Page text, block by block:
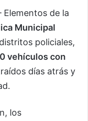
de la
Municipal
policiales,
vehículos con
días atrás y
los